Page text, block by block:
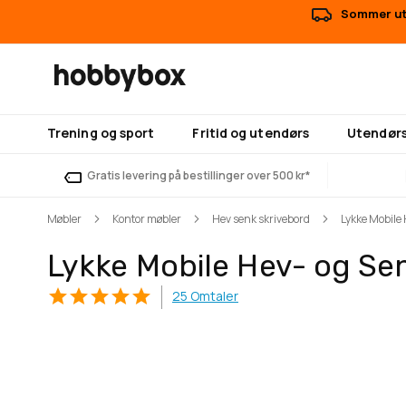
Sommer
Trening og sport Fritid og utendørs
Gratis levering på bestillinger over 500 kr*
Møbler Kontor møbler Hev senk skrivebord Lykke
Lykke Mobile Hev- og
25 Omtaler